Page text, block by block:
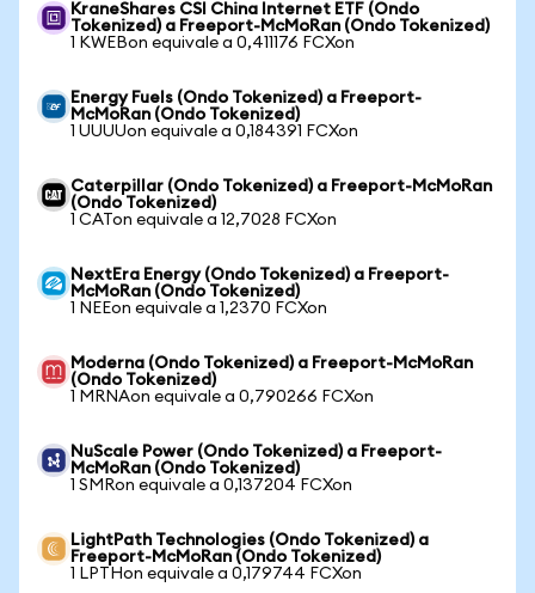
KraneShares CSI China Internet ETF (Ondo
Tokenized) a Freeport-McMoRan (Ondo Tokenized)
1 KWEBon equivale a 0,411176 FCXon
Energy Fuels (Ondo Tokenized) a Freeport-
McMoRan (Ondo Tokenized)
1 UUUUon equivale a 0,184391 FCXon
Caterpillar (Ondo Tokenized) a Freeport-McMoRan
(Ondo Tokenized)
1 CATon equivale a 12,7028 FCXon
NextEra Energy (Ondo Tokenized) a Freeport-
McMoRan (Ondo Tokenized)
1 NEEon equivale a 1,2370 FCXon
Moderna (Ondo Tokenized) a Freeport-McMoRan
(Ondo Tokenized)
1 MRNAon equivale a 0,790266 FCXon
NuScale Power (Ondo Tokenized) a Freeport-
McMoRan (Ondo Tokenized)
1 SMRon equivale a 0,137204 FCXon
LightPath Technologies (Ondo Tokenized) a
Freeport-McMoRan (Ondo Tokenized)
1 LPTHon equivale a 0,179744 FCXon